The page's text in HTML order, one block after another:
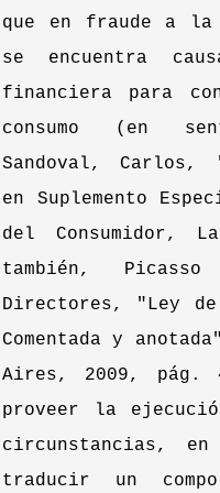
que en fraude a
se encuentra
financiera para
consumo (en
Sandoval, Carlos,
en Suplemento
del Consumidor,
también,
Directores, "Ley de
Comentada y
Aires, 2009, pág.
proveer la
circunstancias,
traducir un